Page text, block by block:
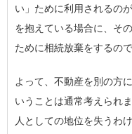
い」ために利用されるの
を抱えている場合に、そ
ために相続放棄をするので
よって、不動産を別の方
いうことは通常考えられ
人としての地位を失うわ